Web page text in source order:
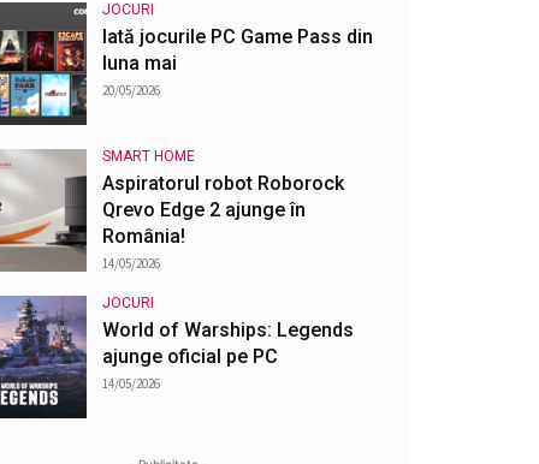
JOCURI
Iată jocurile PC Game Pass din
luna mai
20/05/2026
SMART HOME
Aspiratorul robot Roborock
Qrevo Edge 2 ajunge în
România!
14/05/2026
JOCURI
World of Warships: Legends
ajunge oficial pe PC
14/05/2026